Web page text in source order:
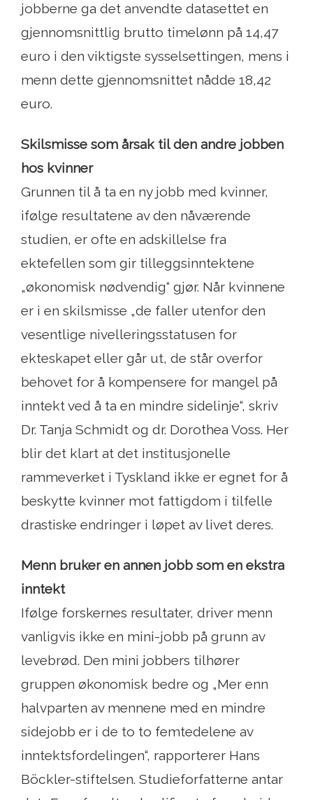
jobberne ga det anvendte datasettet en
gjennomsnittlig brutto timelønn på 14,47
euro i den viktigste sysselsettingen, mens i
menn dette gjennomsnittet nådde 18,42
euro.
Skilsmisse som årsak til den andre jobben
hos kvinner
Grunnen til å ta en ny jobb med kvinner,
ifølge resultatene av den nåværende
studien, er ofte en adskillelse fra
ektefellen som gir tilleggsinntektene
„økonomisk nødvendig“ gjør. Når kvinnene
er i en skilsmisse „de faller utenfor den
vesentlige nivelleringsstatusen for
ekteskapet eller går ut, de står overfor
behovet for å kompensere for mangel på
inntekt ved å ta en mindre sidelinje“, skriv
Dr. Tanja Schmidt og dr. Dorothea Voss. Her
blir det klart at det institusjonelle
rammeverket i Tyskland ikke er egnet for å
beskytte kvinner mot fattigdom i tilfelle
drastiske endringer i løpet av livet deres.
Menn bruker en annen jobb som en ekstra
inntekt
Ifølge forskernes resultater, driver menn
vanligvis ikke en mini-jobb på grunn av
levebrød. Den mini jobbers tilhører
gruppen økonomisk bedre og „Mer enn
halvparten av mennene med en mindre
sidejobb er i de to to femtedelene av
inntektsfordelingen“, rapporterer Hans
Böckler-stiftelsen. Studieforfatterne antar